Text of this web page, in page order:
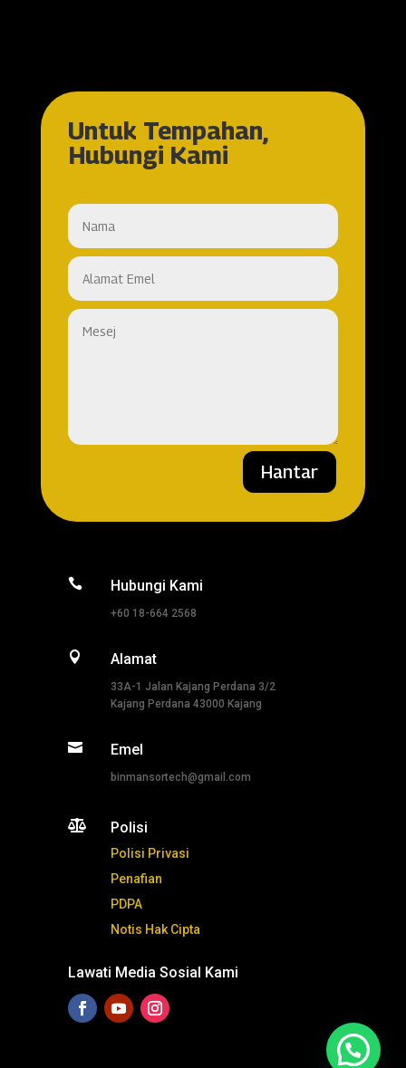
Untuk Tempahan,
Hubungi Kami
Hantar
 Hubungi Kami
+60 18-664 2568
 Alamat
33A-1 Jalan Kajang Perdana 3/2
Kajang Perdana 43000 Kajang
 Emel
binmansortech@gmail.com
 Polisi
Polisi Privasi
Penafian
PDPA
Notis Hak Cipta
Lawati Media Sosial Kami